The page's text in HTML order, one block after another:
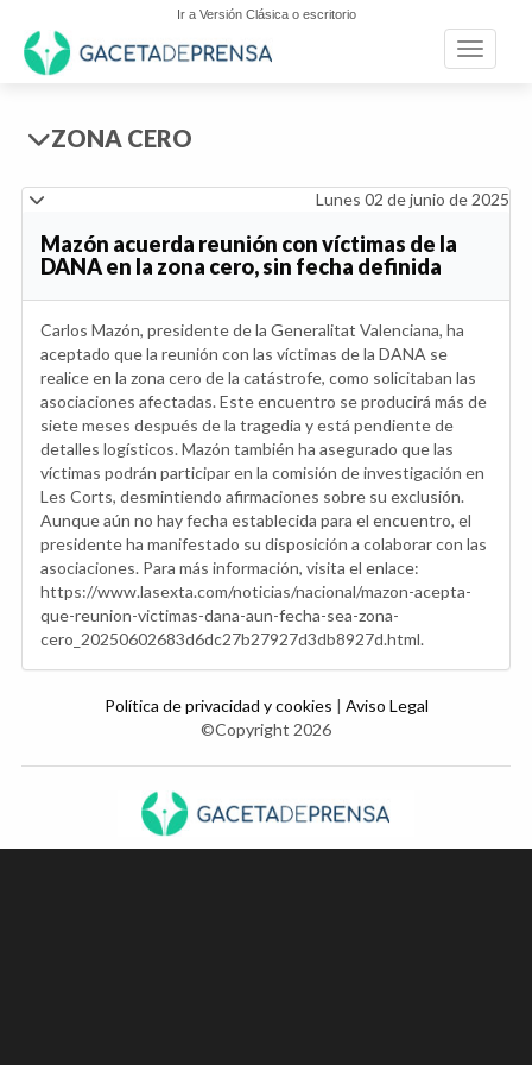
Ir a Versión Clásica o escritorio
Toggle
ZONA CERO
Lunes 02 de junio de 2025
Mazón acuerda reunión con víctimas de la
DANA en la zona cero, sin fecha definida
Carlos Mazón, presidente de la Generalitat Valenciana, ha
aceptado que la reunión con las víctimas de la DANA se
realice en la zona cero de la catástrofe, como solicitaban las
asociaciones afectadas. Este encuentro se producirá más de
siete meses después de la tragedia y está pendiente de
detalles logísticos. Mazón también ha asegurado que las
víctimas podrán participar en la comisión de investigación en
Les Corts, desmintiendo afirmaciones sobre su exclusión.
Aunque aún no hay fecha establecida para el encuentro, el
presidente ha manifestado su disposición a colaborar con las
asociaciones. Para más información, visita el enlace:
https://www.lasexta.com/noticias/nacional/mazon-acepta-
que-reunion-victimas-dana-aun-fecha-sea-zona-
cero_20250602683d6dc27b27927d3db8927d.html.
Política de privacidad y cookies | Aviso Legal
©Copyright 2026